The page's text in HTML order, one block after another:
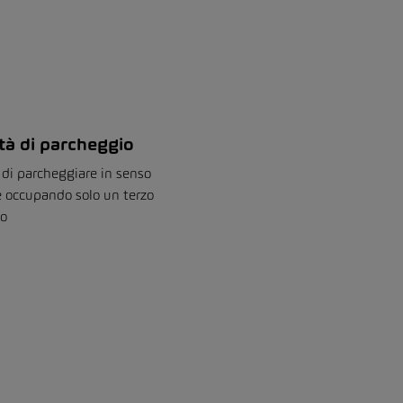
di parcheggio
parcheggiare in senso
occupando solo un terzo